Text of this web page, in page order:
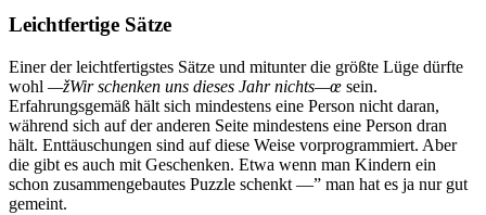
Leichtfertige Sätze
Einer der leichtfertigstes Sätze und mitunter die größte Lüge dürfte
wohl —žWir schenken uns dieses Jahr nichts—œ sein.
Erfahrungsgemäß hält sich mindestens eine Person nicht daran,
während sich auf der anderen Seite mindestens eine Person dran
hält. Enttäuschungen sind auf diese Weise vorprogrammiert. Aber
die gibt es auch mit Geschenken. Etwa wenn man Kindern ein
schon zusammengebautes Puzzle schenkt —” man hat es ja nur gut
gemeint.